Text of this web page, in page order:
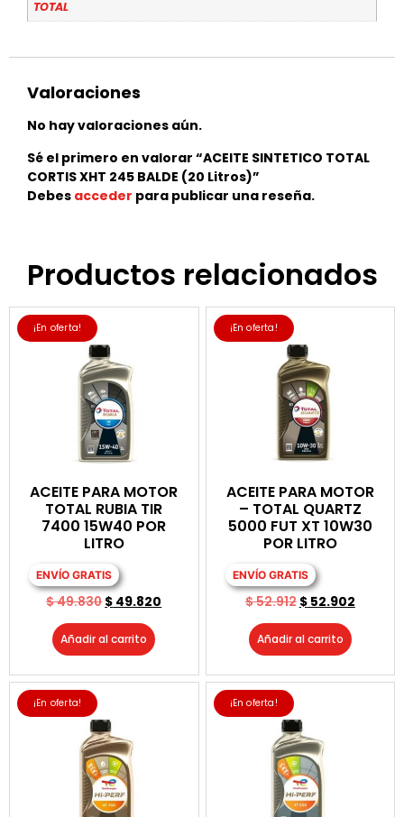
TOTAL
Valoraciones
No hay valoraciones aún.
Sé el primero en valorar “ACEITE SINTETICO TOTAL
CORTIS XHT 245 BALDE (20 Litros)”
Debes acceder para publicar una reseña.
Productos relacionados
¡En oferta!
ACEITE PARA MOTOR
TOTAL RUBIA TIR
7400 15W40 POR
LITRO
ENVÍO GRATIS
$49.830$ 49.820
Añadir al carrito
¡En oferta!
ACEITE PARA MOTOR
– TOTAL QUARTZ
5000 FUT XT 10W30
POR LITRO
ENVÍO GRATIS
$52.912 $52.902
Añadir al carrito
¡En oferta! ¡En oferta!